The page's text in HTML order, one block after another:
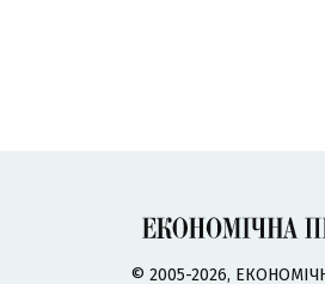
© 2005-2026,